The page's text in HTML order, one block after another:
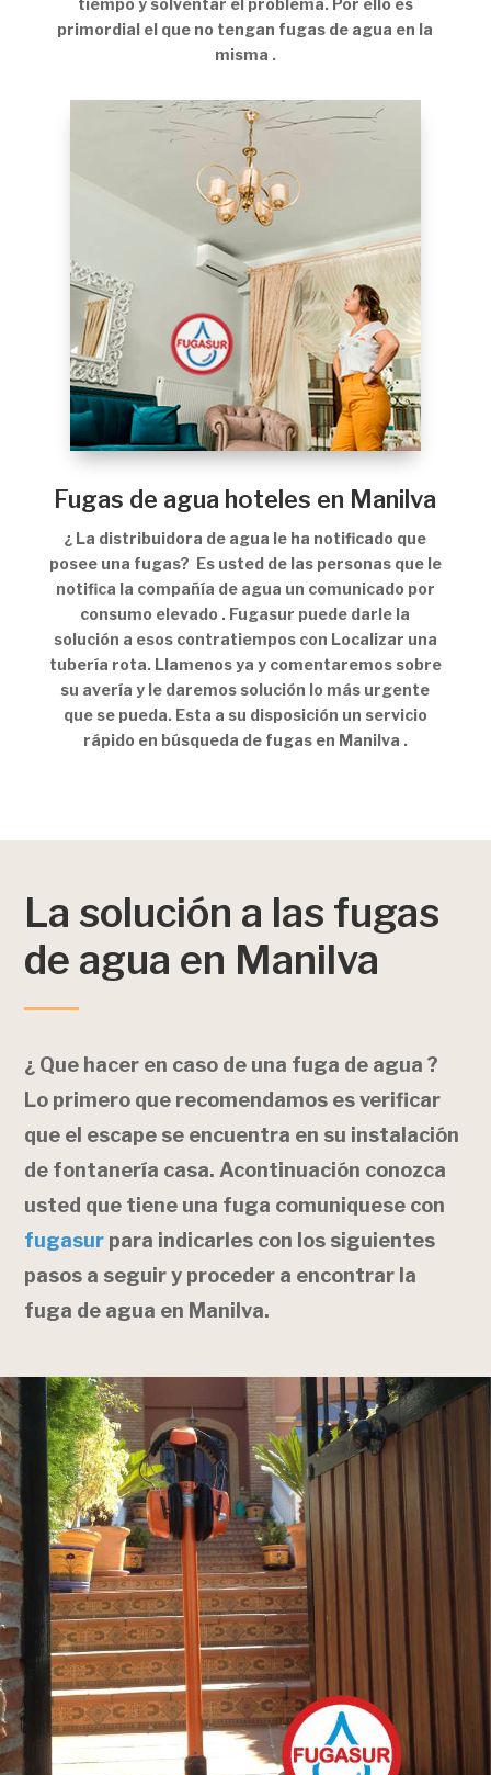
primordial el que no tengan fugas de agua en la
misma .
Fugas de agua hoteles en Manilva
¿ La distribuidora de agua le ha notificado que
posee una fugas? Es usted de las personas que le
notifica la compañía de agua un comunicado por
consumo elevado . Fugasur puede darle la
solución a esos contratiempos con Localizar una
tubería rota. Llamenos ya y comentaremos sobre
su avería y le daremos solución lo más urgente
que se pueda. Esta a su disposición un servicio
rápido en búsqueda de fugas en Manilva .
La solución a las fugas
de agua en Manilva
¿ Que hacer en caso de una fuga de agua ?
Lo primero que recomendamos es verificar
que el escape se encuentra en su instalación
de fontanería casa. Acontinuación conozca
usted que tiene una fuga comuniquese con
fugasur para indicarles con los siguientes
pasos a seguir y proceder a encontrar la
fuga de agua en Manilva.